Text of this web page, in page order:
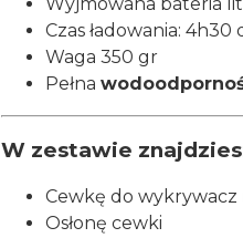
Czas ładowania: 4h30
Waga 350 gr
Pełna
W zestawie
Cewkę do wykrywacz
Osłonę cewki